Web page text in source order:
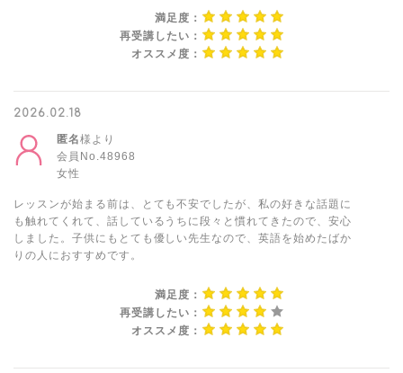
満足度：
再受講したい：
オススメ度：
2026.02.18
匿名様より
会員No.48968
女性
レッスンが始まる前は、とても不安でしたが、私の好きな話題に
も触れてくれて、話しているうちに段々と慣れてきたので、安心
しました。子供にもとても優しい先生なので、英語を始めたばか
りの人におすすめです。
満足度：
再受講したい：
オススメ度：